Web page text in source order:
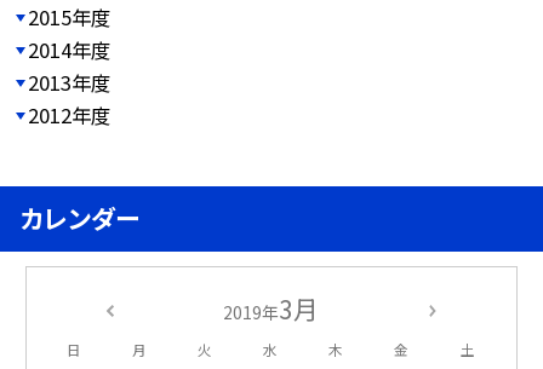
2015年度
2014年度
2013年度
2012年度
カレンダー
2019年3月
日 月 火 水 木 金 土